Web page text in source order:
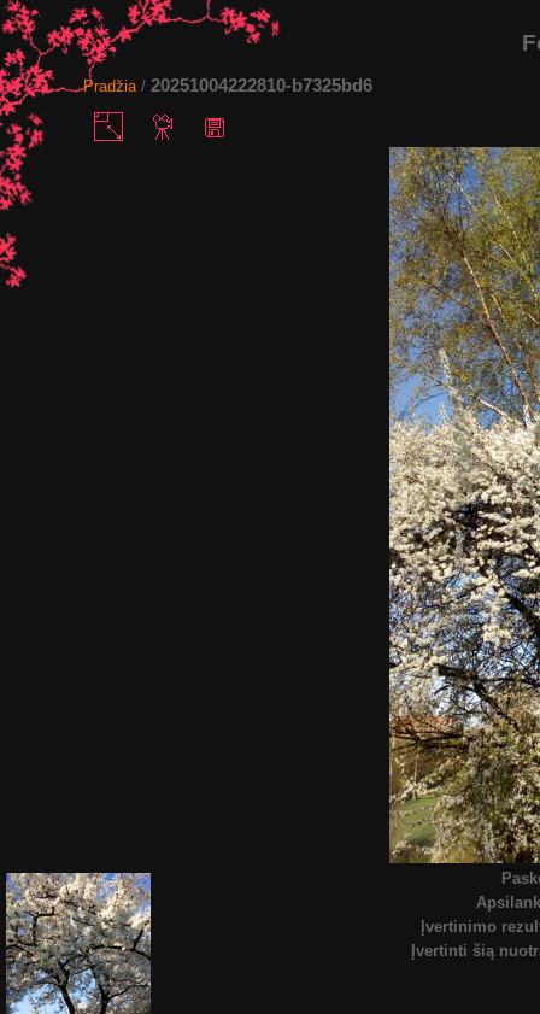
Pradžia/ 20251004222810-b7325bd6
Įvertinimo
Įvertinti šią